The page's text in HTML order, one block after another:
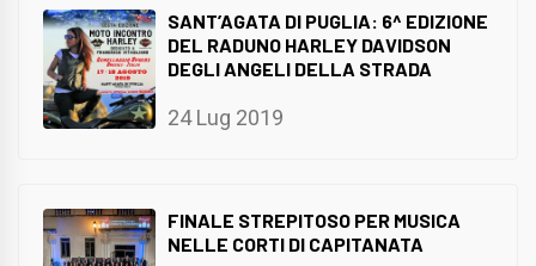
SANT’AGATA DI PUGLIA: 6^ EDIZIONE
DEL RADUNO HARLEY DAVIDSON
DEGLI ANGELI DELLA STRADA
24 Lug 2019
FINALE STREPITOSO PER MUSICA
NELLE CORTI DI CAPITANATA